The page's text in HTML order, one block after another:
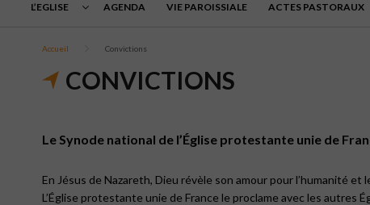
L’EGLISE AGENDA VIE PAROISSIALE ACTES PASTORAUX
Accueil Convictions
CONVICTIONS
Le Synode national de l’Église protestante unie de
En Jésus de Nazareth, Dieu révèle son amour pour l’humanité et
L’Église protestante unie de France le proclame avec les autres